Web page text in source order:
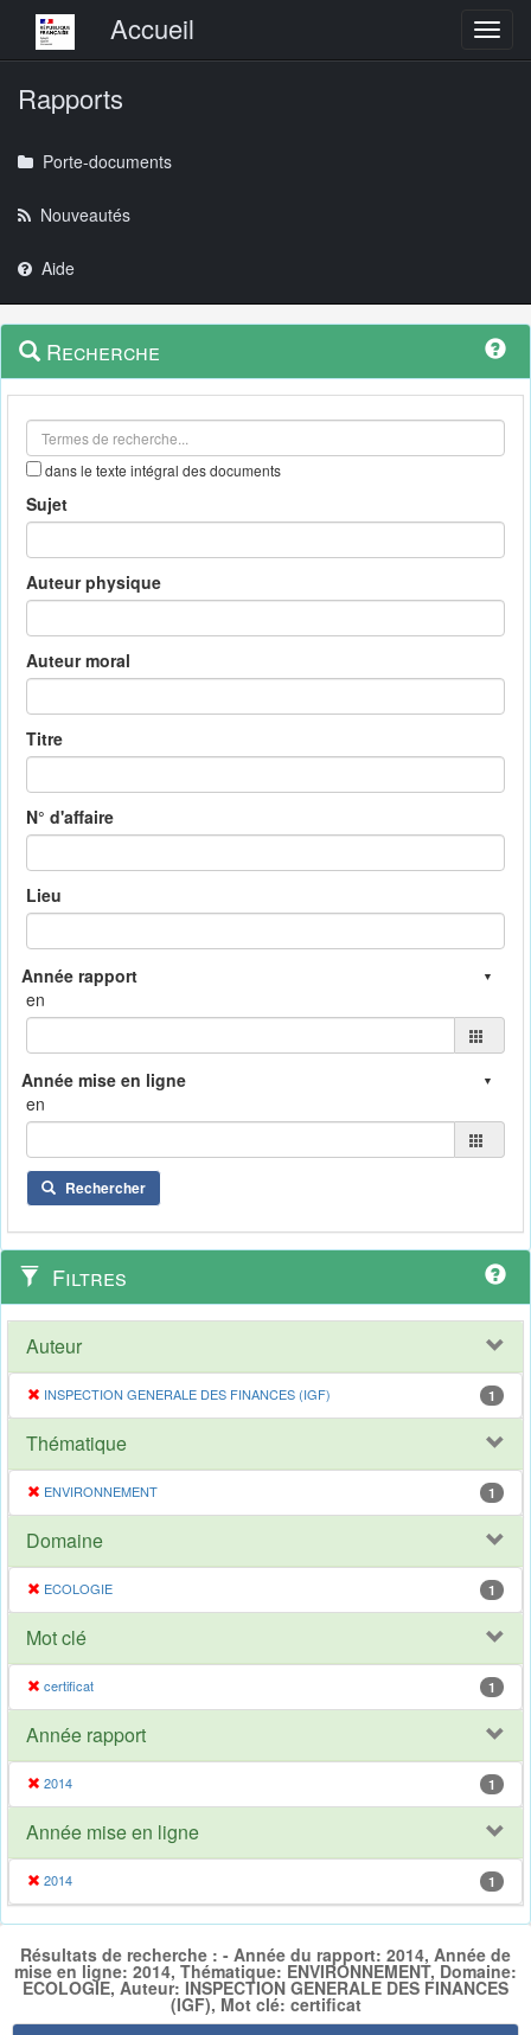
Menu principalAccueil
Rapports
Porte-documents
Nouveautés
Aide
Navigation
outils
Menu
contextuel
Recherche
dans le texte intégral des documents
Sujet
Auteur physique
Auteur moral
Titre
N° d'affaire
Lieu
en
en
Rechercher
Filtres
Auteur
INSPECTION GENERALE DES FINANCES (IGF) 1
Thématique
ENVIRONNEMENT 1
Domaine
ECOLOGIE 1
Mot clé
certificat 1
Année rapport
2014 1
Année mise en ligne
2014 1
Résultats de recherche : - Année du rapport: 2014, Année de
mise en ligne: 2014, Thématique: ENVIRONNEMENT, Domaine:
ECOLOGIE, Auteur: INSPECTION GENERALE DES FINANCES
(IGF), Mot clé: certificat